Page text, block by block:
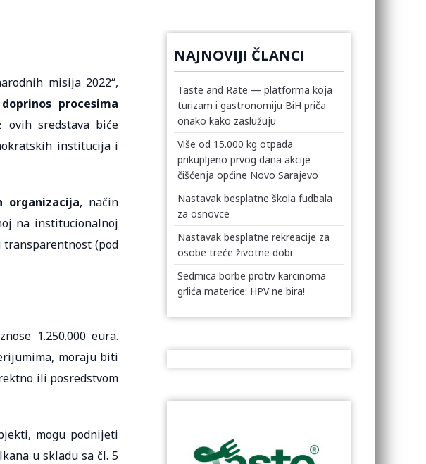
misija 2022“,
procesima
ovih sredstava biće
institucija i
, način
na institucionalnoj
(pod
1.250.000 eura.
moraju biti
ili posredstvom
mogu podnijeti
u skladu sa čl. 5
NAJNOVIJI ČLANCI
Taste and Rate — platforma koja
turizam i gastronomiju BiH priča
onako kako zaslužuju
Više od 15.000 kg otpada
prikupljeno prvog dana akcije
čišćenja općine Novo Sarajevo
Nastavak besplatne škola fudbala
za osnovce
Nastavak besplatne rekreacije za
osobe treće životne dobi
Sedmica borbe protiv karcinoma
grlića materice: HPV ne bira!